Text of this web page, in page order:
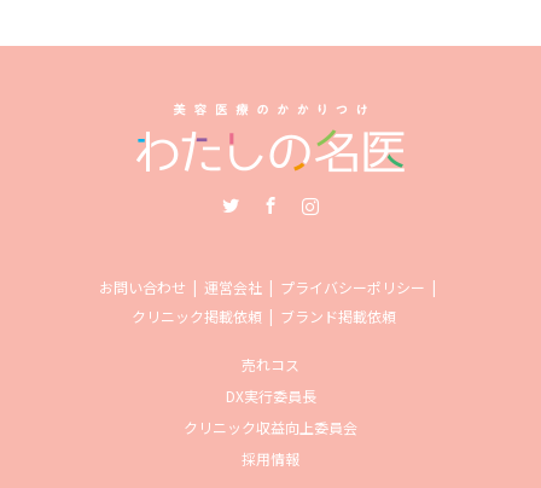
お問い合わせ 運営会社
プライバシーポリシー
クリニック掲載依頼
ブランド掲載依頼
売れコス
DX実行委員長
クリニック収益向上委員会
採用情報